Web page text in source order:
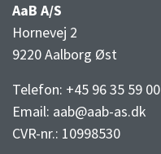
AaB A/S
Hornevej 2
9220 Aalborg Øst
Telefon: +45 96 35 59 00
Email: aab@aab-as.dk
CVR-nr.: 10998530